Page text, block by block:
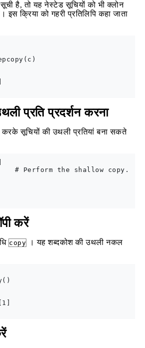
है, तो यह नेस्टेड सूचियों को भी क्लोन
क्रिया को गहरी प्रतिलिपि कहा जाता
प्रति प्रदर्शन करना
सूचियों की उथली प्रतियां बना सकते
# Perform the shallow copy.
करें
copy
। यह शब्दकोश की उथली नकल